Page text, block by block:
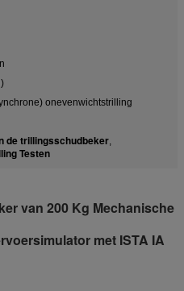
onevenwichtstrilling
de trillingsschudbeker,
Testen
van 200 Kg Mechanische
met ISTA IA